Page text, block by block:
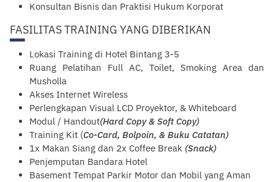
Konsultan Bisnis dan Praktisi Hukum Korporat
FASILITAS TRAINING YANG DIBERIKAN
Lokasi Training di Hotel Bintang 3-5
Ruang Pelatihan Full AC, Toilet, Smoking Area dan
Musholla
Akses Internet Wireless
Perlengkapan Visual LCD Proyektor, & Whiteboard
Modul / Handout(Hard Copy & Soft Copy)
Training Kit (Co-Card, Bolpoin, & Buku Catatan)
1x Makan Siang dan 2x Coffee Break (Snack)
Penjemputan Bandara Hotel
Basement Tempat Parkir Motor dan Mobil yang Aman